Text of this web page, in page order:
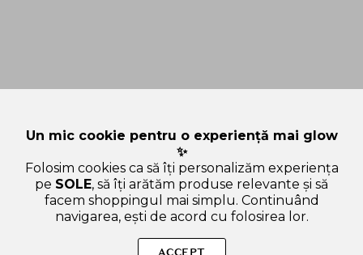
Klairs Supple Preparation Cream, 250 ml - Crema de fata
Un mic cookie pentru o experiență mai glow
✨
Folosim cookies ca să îți personalizăm experiența
pe SOLE, să îți arătăm produse relevante și să
facem shoppingul mai simplu. Continuând
navigarea, ești de acord cu folosirea lor.
ACCEPT